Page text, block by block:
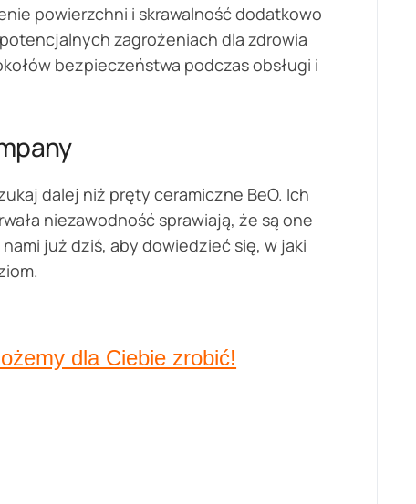
powierzchni i skrawalność dodatkowo
zagrożeniach dla zdrowia
bezpieczeństwa podczas obsługi i
dalej niż pręty ceramiczne BeO. Ich
niezawodność sprawiają, że są one
już dziś, aby dowiedzieć się, w jaki
dla Ciebie zrobić!